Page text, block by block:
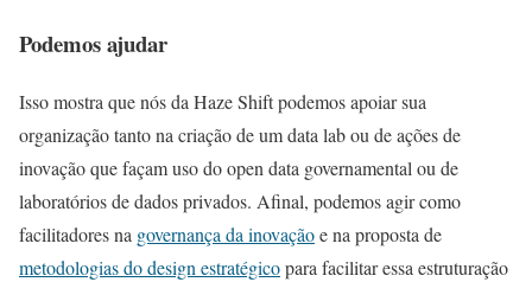
Podemos ajudar
Isso mostra que nós da Haze Shift podemos apoiar sua
organização tanto na criação de um data lab ou de ações de
inovação que façam uso do open data governamental ou de
laboratórios de dados privados. Afinal, podemos agir como
facilitadores na governança da inovaçãoe na proposta de
metodologias do design estratégicopara facilitar essa estruturação